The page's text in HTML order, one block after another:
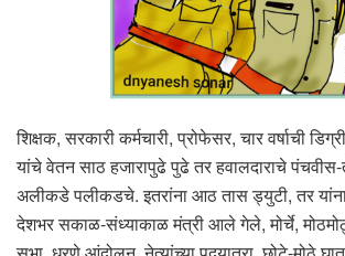
शिक्षक, सरकारी कर्मचारी, प्रोफेसर, चार वर्षाची
यांचे वेतन साठ हजारापुढे पुढे तर हवालदाराचे पंचवीस-
अलीकडे पलीकडचे. इतरांना आठ तास ड्युटी, तर
देशभर सकाळ-संध्याकाळ मंत्री आले गेले, मोर्चे,